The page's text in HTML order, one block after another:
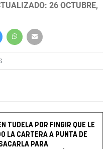
26 OCTUBRE,
TUDELA POR FINGIR QUE LE
LA CARTERA A PUNTA DE
PARA